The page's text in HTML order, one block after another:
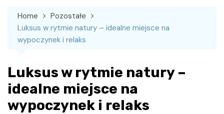
Home
Pozostałe
Luksus w rytmie natury – idealne miejsce na
wypoczynek i relaks
Luksus w rytmie natury –
idealne miejsce na
wypoczynek i relaks